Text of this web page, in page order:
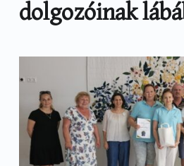
dolgozóinak